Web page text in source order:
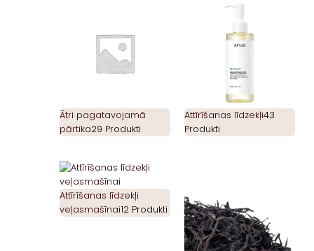
Ātri pagatavojamā
pārtika29 Produkti
Attīrīšanas līdzekļi43
Produkti
Attīrīšanas līdzekļi
veļasmašīnai12 Produkti